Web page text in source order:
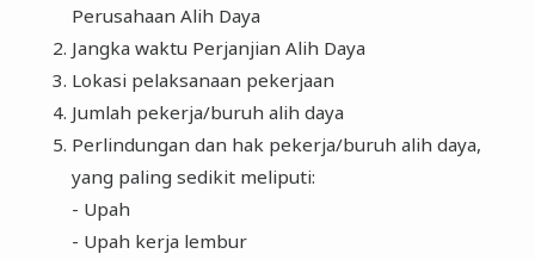
Perusahaan Alih Daya
Jangka waktu Perjanjian Alih Daya
Lokasi pelaksanaan pekerjaan
Jumlah pekerja/buruh alih daya
Perlindungan dan hak pekerja/buruh alih daya,
yang paling sedikit meliputi:
- Upah
- Upah kerja lembur